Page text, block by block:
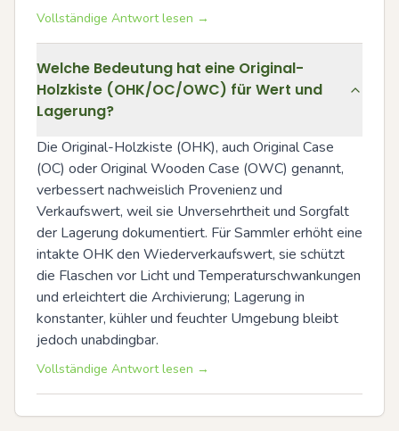
Vollständige Antwort lesen →
Welche Bedeutung hat eine Original-
Holzkiste (OHK/OC/OWC) für Wert und
Lagerung?
Die Original-Holzkiste (OHK), auch Original Case
(OC) oder Original Wooden Case (OWC) genannt,
verbessert nachweislich Provenienz und
Verkaufswert, weil sie Unversehrtheit und Sorgfalt
der Lagerung dokumentiert. Für Sammler erhöht eine
intakte OHK den Wiederverkaufswert, sie schützt
die Flaschen vor Licht und Temperaturschwankungen
und erleichtert die Archivierung; Lagerung in
konstanter, kühler und feuchter Umgebung bleibt
jedoch unabdingbar.
Vollständige Antwort lesen →